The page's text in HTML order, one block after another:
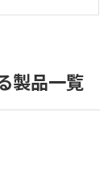
製品一覧